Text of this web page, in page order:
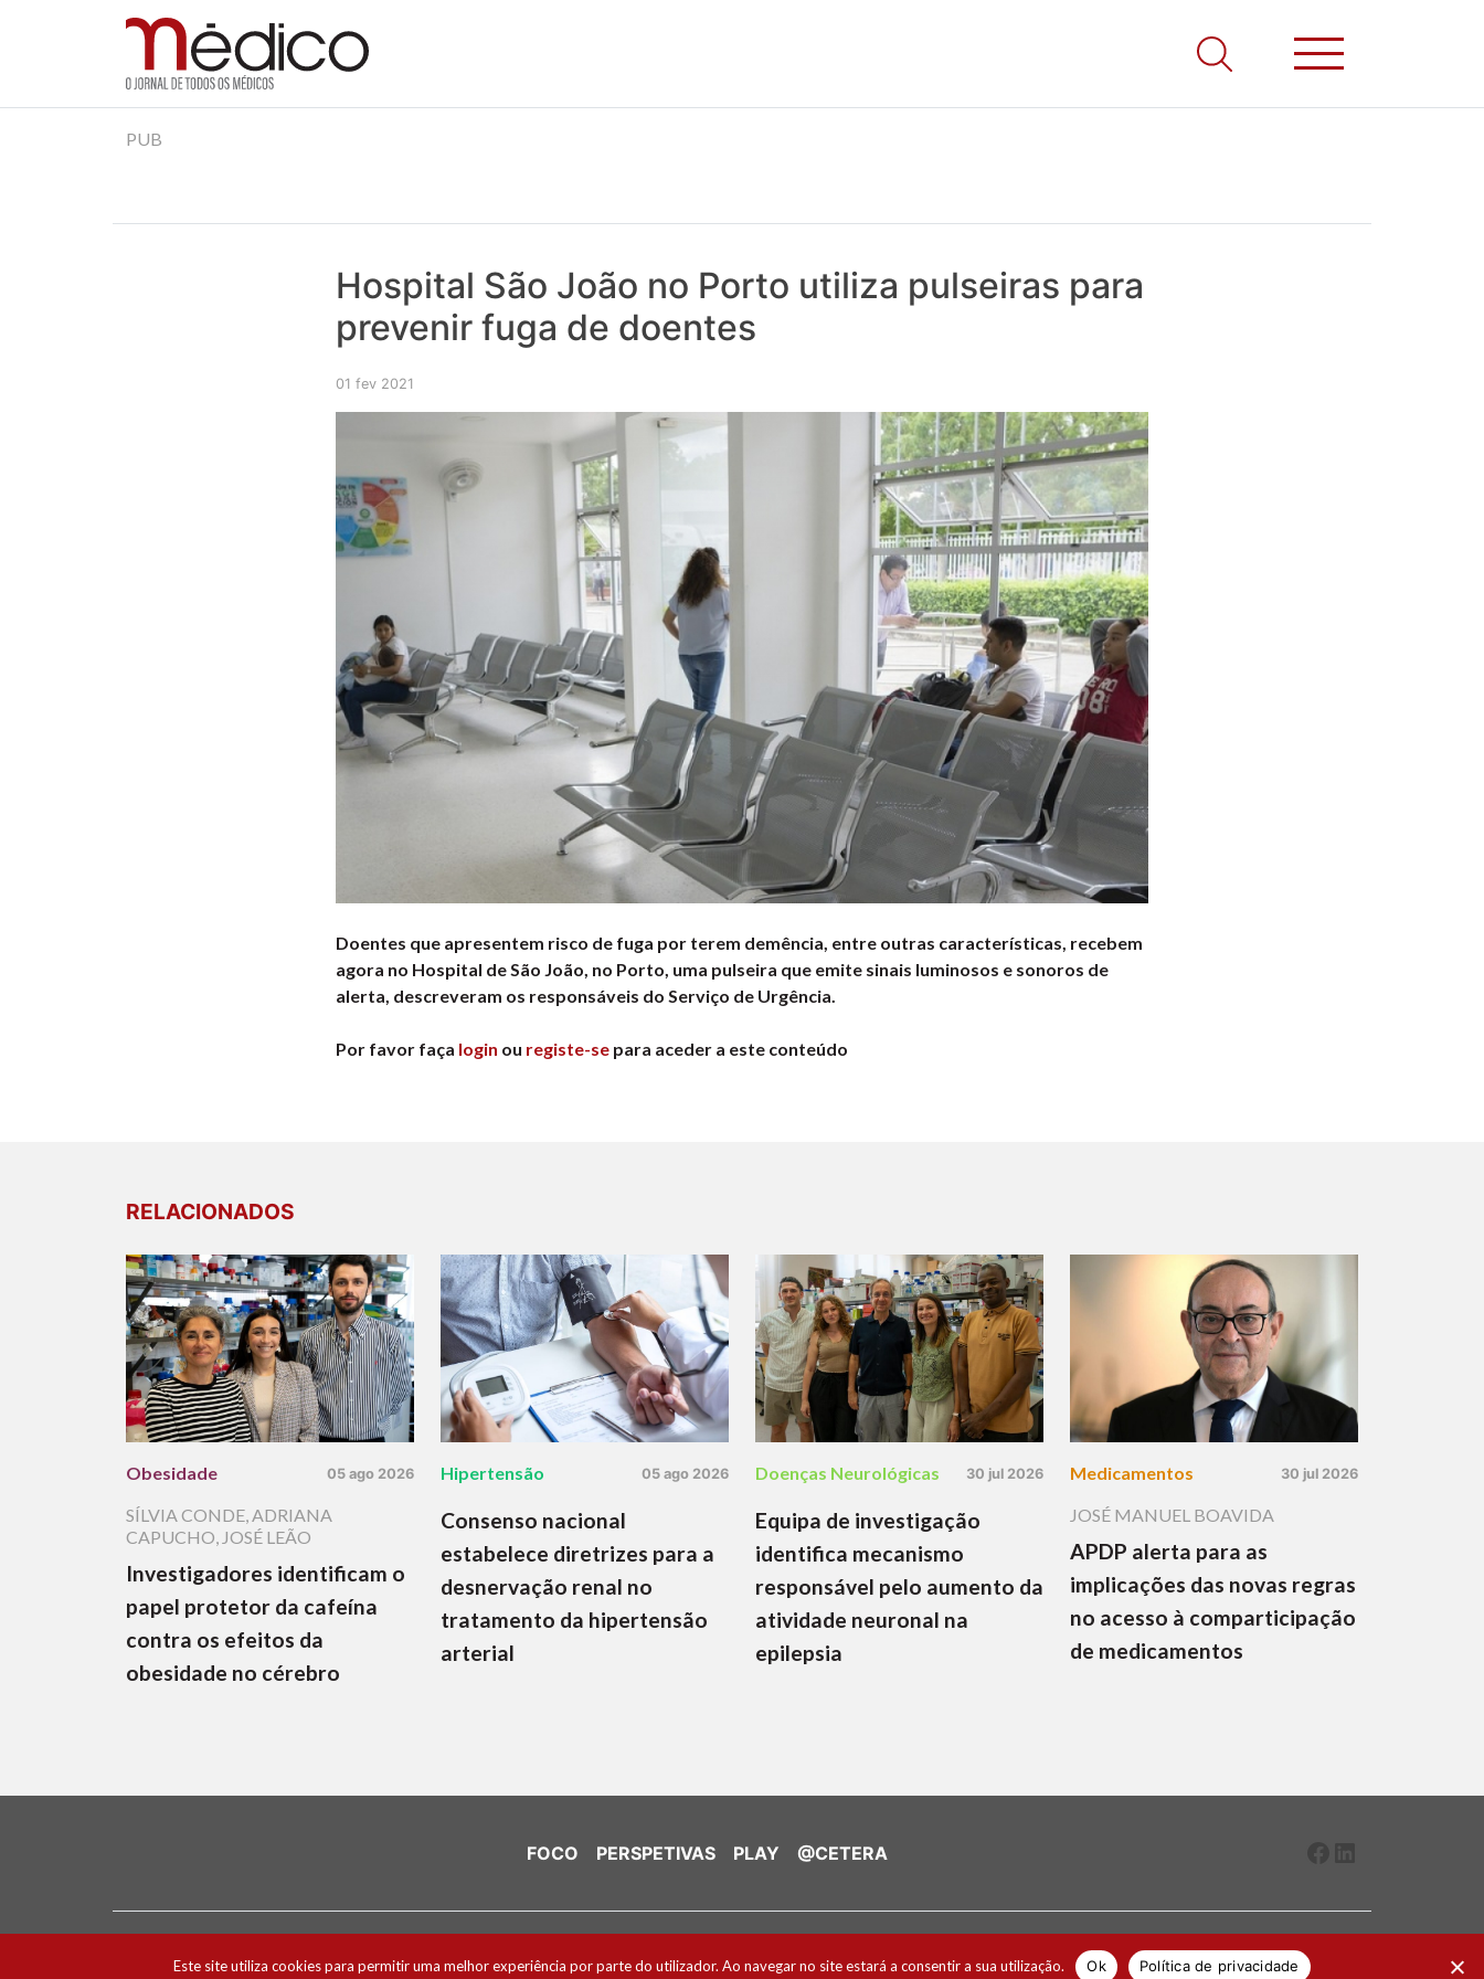
Jornal Médico
Médico – O Jornal de Todos os Médicos. Onde as notícias realmente contam! Tudo o que se passa na Saúde!
PUB
Hospital São João no Porto utiliza pulseiras para
prevenir fuga de doentes
01 fev 2021
Doentes que apresentem risco de fuga por terem demência, entre outras características, recebem
agora no Hospital de São João, no Porto, uma pulseira que emite sinais luminosos e sonoros de
alerta, descreveram os responsáveis do Serviço de Urgência.
Por favor faça login ou registe-se para aceder a este conteúdo
RELACIONADOS
Obesidade 05 ago 2026
SÍLVIA CONDE,ADRIANA
CAPUCHO, JOSÉ LEÃO
Investigadores identificam o
papel protetor da cafeína
contra os efeitos da
obesidade no cérebro
Hipertensão 05 ago 2026
Consenso nacional
estabelece diretrizes para a
desnervação renal no
tratamento da hipertensão
arterial
Doenças Neurológicas 30 jul 2026
Equipa de investigação
identifica mecanismo
responsável pelo aumento da
atividade neuronal na
epilepsia
Medicamentos 30 jul 2026
JOSÉ MANUEL BOAVIDA
APDP alerta para as
implicações das novas regras
no acesso à comparticipação
de medicamentos
FOCO PERSPETIVAS PLAY @CETERA
Este site utiliza cookies para permitir uma melhor experiência por parte do utilizador. Ao navegar no site estará a consentir a sua utilização. Ok Política de privacidade